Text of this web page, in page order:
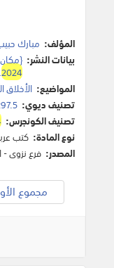
المؤلف: مبارك
بيانات النشر:
2024
.
المواضيع: الأخلاق
تصنيف ديوي:
تصنيف الكونجرس:
نوع المادة: كتب
المصدر: فرع نزوى -
مجموع